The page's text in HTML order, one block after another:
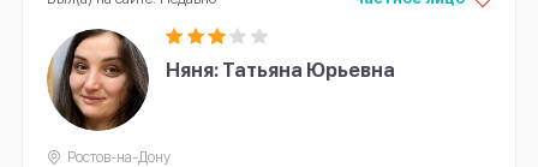
Няня: Татьяна Юрьевна
Ростов-на-Дону